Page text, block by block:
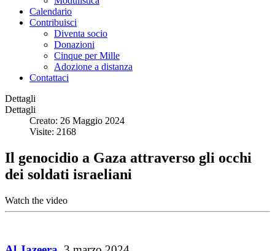
Calendario
Contribuisci
Diventa socio
Donazioni
Cinque per Mille
Adozione a distanza
Contattaci
Dettagli
Dettagli
Creato: 26 Maggio 2024
Visite: 2168
Il genocidio a Gaza attraverso gli occhi
dei soldati israeliani
Watch the video